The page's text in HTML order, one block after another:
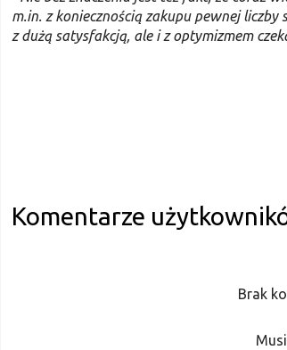
m.in. z koniecznością zakupu pewnej
z dużą satysfakcją, ale i z optymizmem
Komentarze
Brak